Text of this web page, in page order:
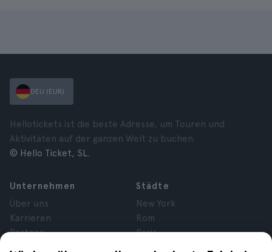
DEU (EUR)
Hellotickets ist die beste Adresse, um Touren und
Aktivitäten auf der ganzen Welt zu buchen.
© Hello Ticket, SL.
Unternehmen
Über uns
Karrieren
Partner
Städte
New York
Rom
Paris